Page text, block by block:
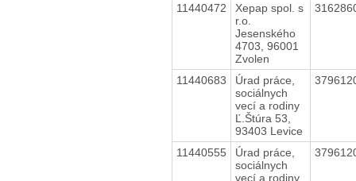
11440472
Xepap spol. s
r.o.
Jesenského
4703, 96001
Zvolen
11440683
Úrad práce,
sociálnych
vecí a rodiny
Ľ.Štúra 53,
93403 Levice
11440555
Úrad práce,
sociálnych
vecí a rodiny